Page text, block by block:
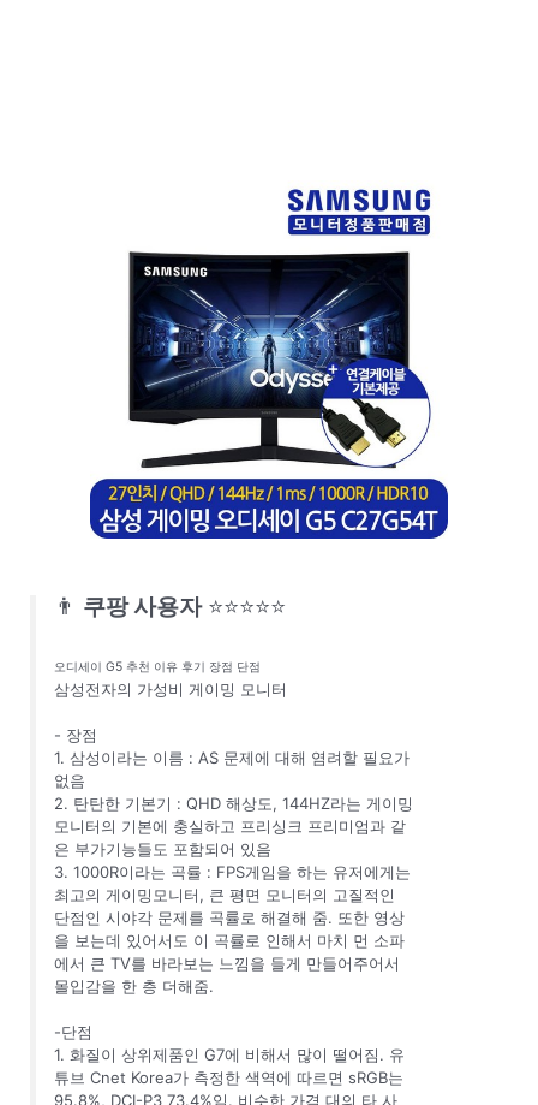
👨 쿠팡 사용자 ⭐⭐⭐⭐⭐
오디세이 G5 추천 이유 후기 장점 단점
삼성전자의 가성비 게이밍 모니터
- 장점
1. 삼성이라는 이름 : AS 문제에 대해 염려할 필요가
없음
2. 탄탄한 기본기 : QHD 해상도, 144HZ라는 게이밍
모니터의 기본에 충실하고 프리싱크 프리미엄과 같
은 부가기능들도 포함되어 있음
3. 1000R이라는 곡률 : FPS게임을 하는 유저에게는
최고의 게이밍모니터, 큰 평면 모니터의 고질적인
단점인 시야각 문제를 곡률로 해결해 줌. 또한 영상
을 보는데 있어서도 이 곡률로 인해서 마치 먼 소파
에서 큰 TV를 바라보는 느낌을 들게 만들어주어서
몰입감을 한 층 더해줌.
-단점
1. 화질이 상위제품인 G7에 비해서 많이 떨어짐. 유
튜브 Cnet Korea가 측정한 색역에 따르면 sRGB는
95.8%, DCI-P3 73.4%임. 비슷한 가격 대의 타 사